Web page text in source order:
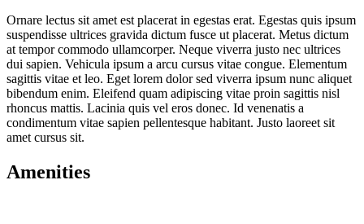
Ornare lectus sit amet est placerat in egestas erat. Egestas quis ipsum
suspendisse ultrices gravida dictum fusce ut placerat. Metus dictum
at tempor commodo ullamcorper. Neque viverra justo nec ultrices
dui sapien. Vehicula ipsum a arcu cursus vitae congue. Elementum
sagittis vitae et leo. Eget lorem dolor sed viverra ipsum nunc aliquet
bibendum enim. Eleifend quam adipiscing vitae proin sagittis nisl
rhoncus mattis. Lacinia quis vel eros donec. Id venenatis a
condimentum vitae sapien pellentesque habitant. Justo laoreet sit
amet cursus sit.
Amenities